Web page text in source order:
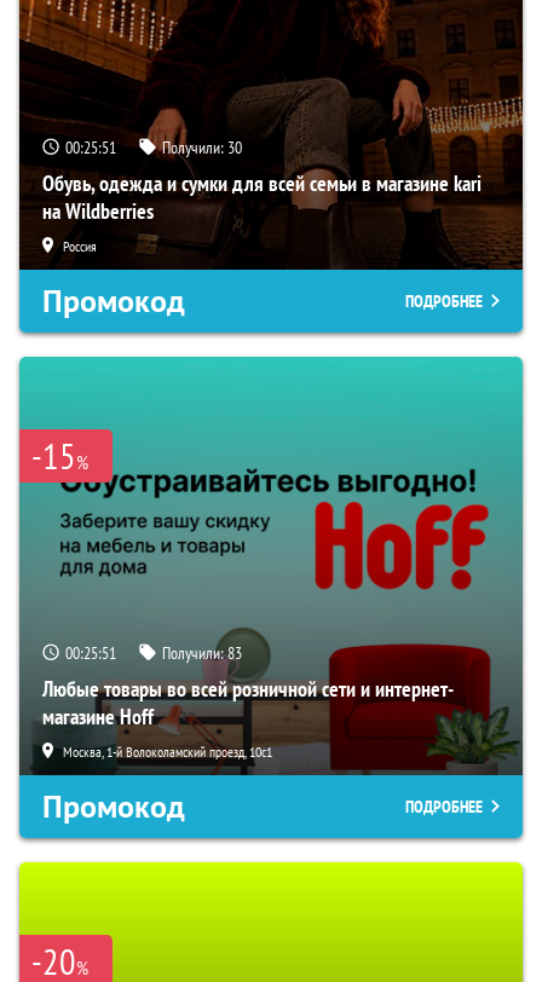
00:25:50 Получили: 30
Обувь, одежда и сумки для всей семьи в магазине kari
на Wildberries
Россия
Промокод ПОДРОБНЕЕ
-15%
00:25:50 Получили:83
Любые товары во всей розничной сети и интернет-
магазине Hoff
Москва, 1-й Волоколамский проезд, 10с1
Промокод ПОДРОБНЕЕ
-20%